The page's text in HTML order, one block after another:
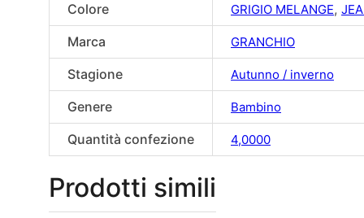
Colore
GRIGIO MELANGE,
Marca GRANCHIO
Stagione Autunno / inverno
Genere Bambino
Quantità confezione 4,0000
Prodotti simili